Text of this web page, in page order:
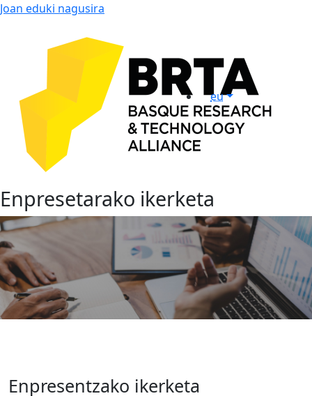
Joan eduki nagusira
eu
Enpresetarako ikerketa
Enpresentzako ikerketa